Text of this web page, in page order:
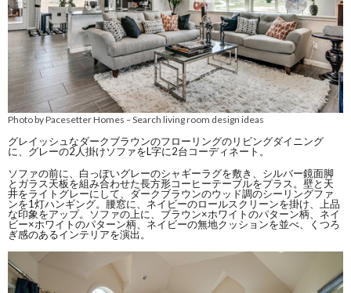
Photo by Pacesetter Homes –Search living room design ideas
グレイッシュなダークブラウンのフローリングのリビングダイニング
に、グレーの2人掛けソファをL字に2台コーディネート。
ソファの前に、白っぽいグレーのシャギーラグを敷き、シルバー鏡面脚
とガラス天板を組み合わせた長方形コーヒーテーブルをプラス。壁と天
井をライトグレーにして、ダークブラウンのウッド調のシーリングファ
ンを1灯ハンギング。腰窓に、ネイビーのロールスクリーンを掛け、上品
な印象をアップ。ソファの上に、ブラウン×ホワイトのパターン柄、ネイ
ビー×ホワイトのパターン柄、ネイビーの無地クッションを並べ、くつろ
ぎ感のあるインテリアを演出。